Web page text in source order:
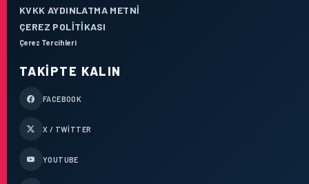
KVKK AYDINLATMA METNI
ÇEREZ POLITIKASI
Çerez Tercihleri
TAKIPTE KALIN
FACEBOOK
X / TWITTER
YOUTUBE